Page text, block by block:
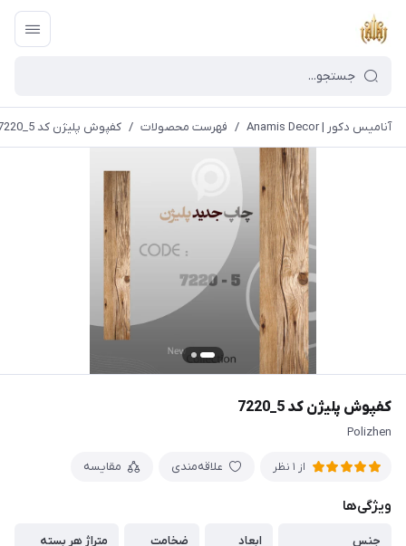
آنامیس دکور | Anamis Decor / فهرست محصولات / کفپوش پلیژن کد 5_7220
کفپوش پلیژن کد 5_7220
Polizhen
از 1 نظر علاقه‌مندی مقایسه
ویژگی‌ها
جنس
ابعاد
ضخامت
متراژ هر بسته